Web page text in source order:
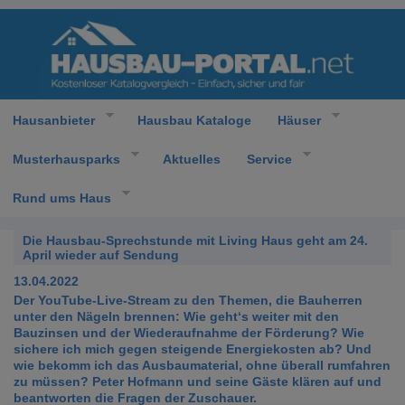
Hausanbieter Hausbau Kataloge Häuser
Musterhausparks Aktuelles Service
Rund ums Haus
Die Hausbau-Sprechstunde mit Living Haus geht am 24.
April wieder auf Sendung
13.04.2022
Der YouTube-Live-Stream zu den Themen, die Bauherren
unter den Nägeln brennen: Wie geht‘s weiter mit den
Bauzinsen und der Wiederaufnahme der Förderung? Wie
sichere ich mich gegen steigende Energiekosten ab? Und
wie bekomm ich das Ausbaumaterial, ohne überall rumfahren
zu müssen? Peter Hofmann und seine Gäste klären auf und
beantworten die Fragen der Zuschauer.